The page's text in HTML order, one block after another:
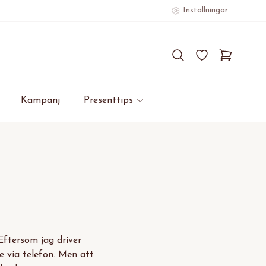
Inställningar
Kampanj Presenttips
jag driver
via telefon. Men att